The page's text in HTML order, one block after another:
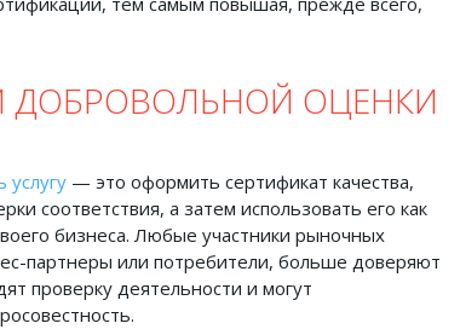
ДОБРОВОЛЬНОЙ ОЦЕНКИ
— это оформить сертификат качества,
соответствия, а затем использовать его как
бизнеса. Любые участники рыночных
партнеры или потребители, больше доверяют
проверку деятельности и могут